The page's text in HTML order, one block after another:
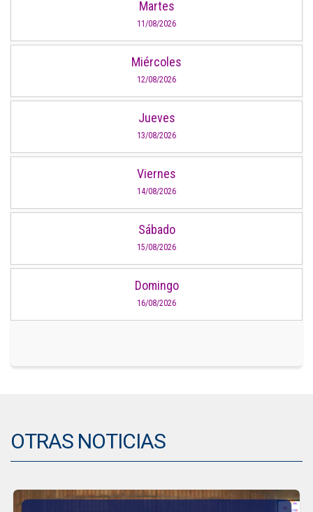
Martes
11/08/2026
Miércoles
12/08/2026
Jueves
13/08/2026
Viernes
14/08/2026
Sábado
15/08/2026
Domingo
16/08/2026
OTRAS NOTICIAS